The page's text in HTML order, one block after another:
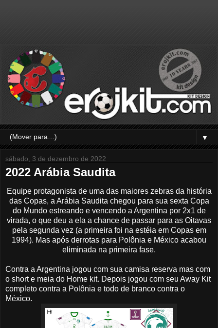
▼
sábado, 3 de dezembro de 2022
2022 Arábia Saudita
Equipe protagonista de uma das maiores zebras da história
das Copas, a Arábia Saudita chegou para sua sexta Copa
do Mundo estreando e vencendo a Argentina por 2x1 de
virada, o que deu a ela a chance de passar para as Oitavas
pela segunda vez (a primeira foi na estéia em Copas em
1994). Mas após derrotas para Polônia e México acabou
eliminada na primeira fase.
Contra a Argentina jogou com sua camisa reserva mas com
o short e meia do Home kit. Depois jogou com seu Away Kit
completo contra a Polônia e todo de branco contra o
México.